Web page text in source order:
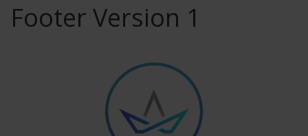
Footer Version 1